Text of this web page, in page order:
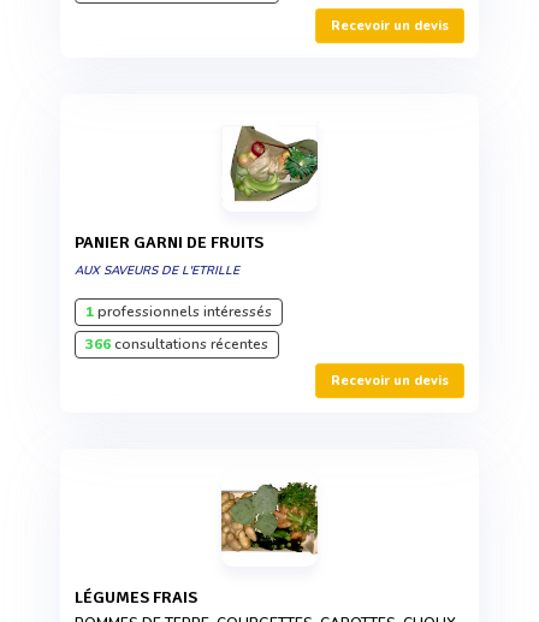
Recevoir un devis
PANIER GARNI DE FRUITS
AUX SAVEURS DE L'ETRILLE
1professionnels intéressés
366consultations récentes
Recevoir un devis
LÉGUMES FRAIS